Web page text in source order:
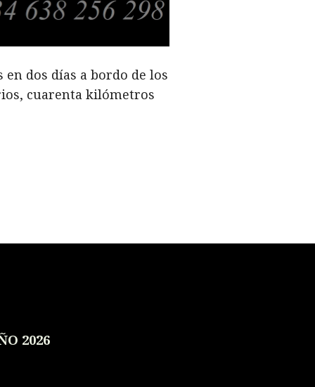
dos días a bordo de los
cuarenta kilómetros
2026